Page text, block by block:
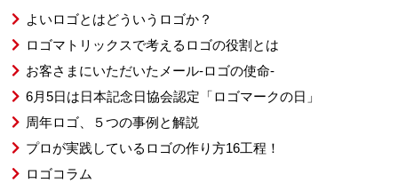
よいロゴとはどういうロゴか？
ロゴマトリックスで考えるロゴの役割とは
お客さまにいただいたメール-ロゴの使命-
6月5日は日本記念日協会認定「ロゴマークの日」
周年ロゴ、５つの事例と解説
プロが実践しているロゴの作り方16工程！
ロゴコラム